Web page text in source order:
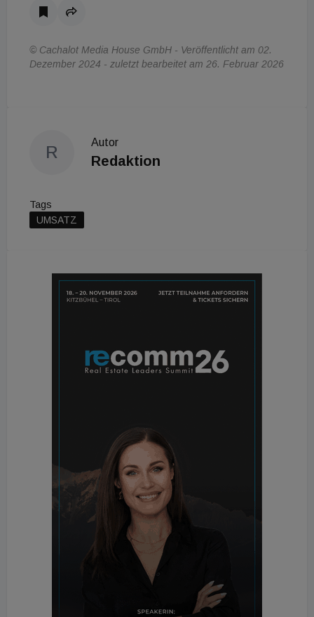
© Cachalot Media House GmbH - Veröffentlicht am 02.
Dezember 2024 - zuletzt bearbeitet am 26. Februar 2026
R
Autor
Redaktion
Tags
UMSATZ